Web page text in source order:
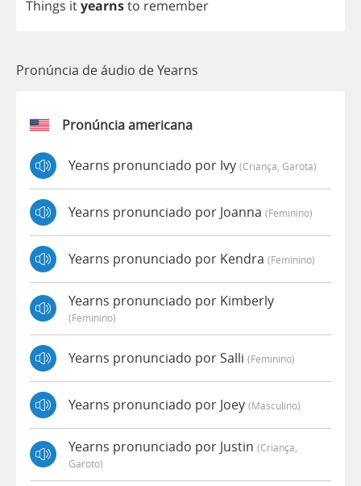
Things ityearnsto remember
Pronúncia de áudio de Yearns
Pronúncia americana
Yearns pronunciado por Ivy (criança, Garota)
Yearns pronunciado por Joanna (feminino)
Yearns pronunciado por Kendra (feminino)
Yearns pronunciado por Kimberly
(feminino)
Yearns pronunciado por Salli (feminino)
Yearns pronunciado por Joey (masculino)
Yearns pronunciado por Justin (criança,
Garoto)